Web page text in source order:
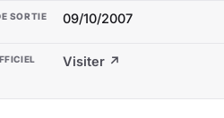
SORTIE 09/10/2007
Visiter ↗